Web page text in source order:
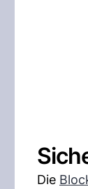
Die